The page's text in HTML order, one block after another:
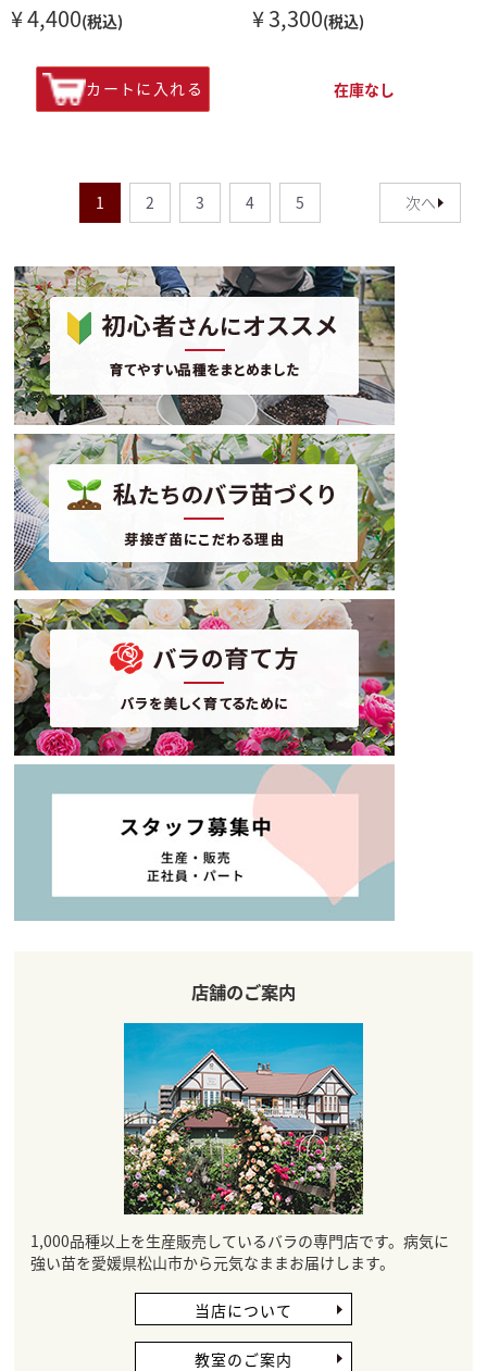
¥ 4,400(税込)
カートに入れる
¥ 3,300(税込)
在庫なし
1 2 3 4 5 次へ
店舗のご案内
1,000品種以上を生産販売しているバラの専門店です。病気に
強い苗を愛媛県松山市から元気なままお届けします。
当店について
教室のご案内